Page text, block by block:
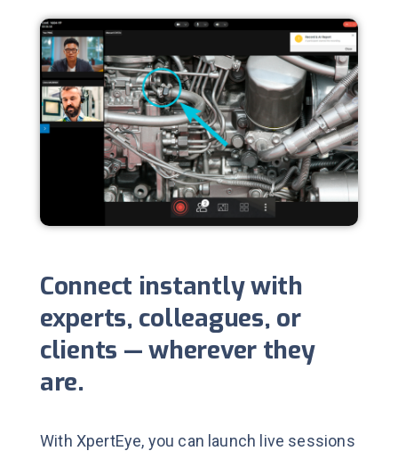
Connect instantly with
experts, colleagues, or
clients — wherever they
are.
With XpertEye, you can launch live sessions